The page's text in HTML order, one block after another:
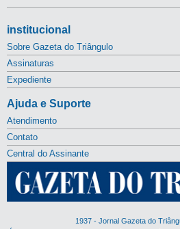
institucional
Sobre Gazeta do Triângulo
Assinaturas
Expediente
Ajuda e Suporte
Atendimento
Contato
Central do Assinante
1937 - Jornal Gazeta do